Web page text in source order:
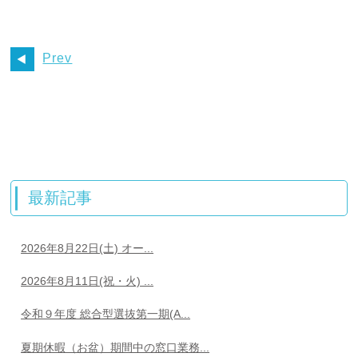
Prev
最新記事
2026年8月22日(土) オー...
2026年8月11日(祝・火) ...
令和９年度 総合型選抜第一期(A...
夏期休暇（お盆）期間中の窓口業務...